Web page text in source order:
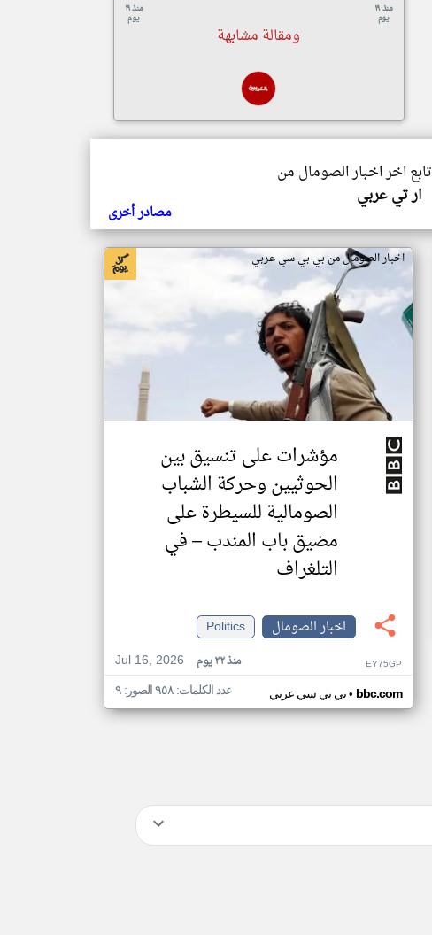
منذ ١٩
يوم
منذ ١٩
يوم
ومقالة مشابهة
تابع اخر اخبار الصومال من
ار تي عربي
مصادر أخرى
اخبار الصومال من بي بي سي عربي
مؤشرات على تنسيق بين
الحوثيين وحركة الشباب
الصومالية للسيطرة على
مضيق باب المندب – في
التلغراف
اخبار الصومال
Politics
Jul 16, 2026
منذ ٢٢ يوم EY75GP
بي بي سي عربي• bbc.com عدد الكلمات: ٩٥٨ الصور: ٩